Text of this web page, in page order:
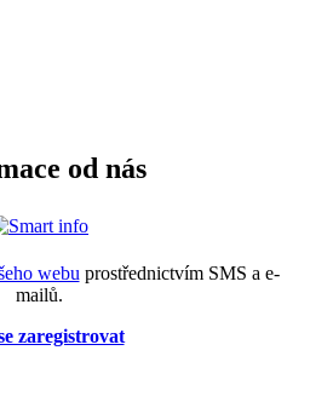
od nás
webu prostřednictvím SMS a e-
mailů.
zaregistrovat